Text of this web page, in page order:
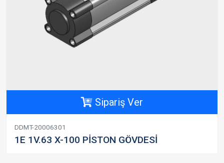
Sipariş Ver
DDMT-20006301
1E 1V.63 X-100 PİSTON GÖVDESİ